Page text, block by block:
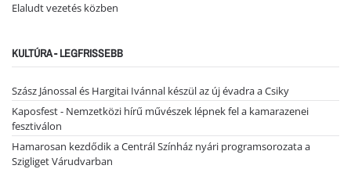
Elaludt vezetés közben
KULTÚRA - LEGFRISSEBB
Szász Jánossal és Hargitai Ivánnal készül az új évadra a Csiky
Kaposfest - Nemzetközi hírű művészek lépnek fel a kamarazenei
fesztiválon
Hamarosan kezdődik a Centrál Színház nyári programsorozata a
Szigliget Várudvarban